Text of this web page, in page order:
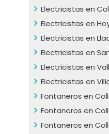
Electricistas en
Electricistas en
Electricistas en
Electricistas en
Electricistas en
Electricistas en
Fontaneros en
Fontaneros en
Fontaneros en